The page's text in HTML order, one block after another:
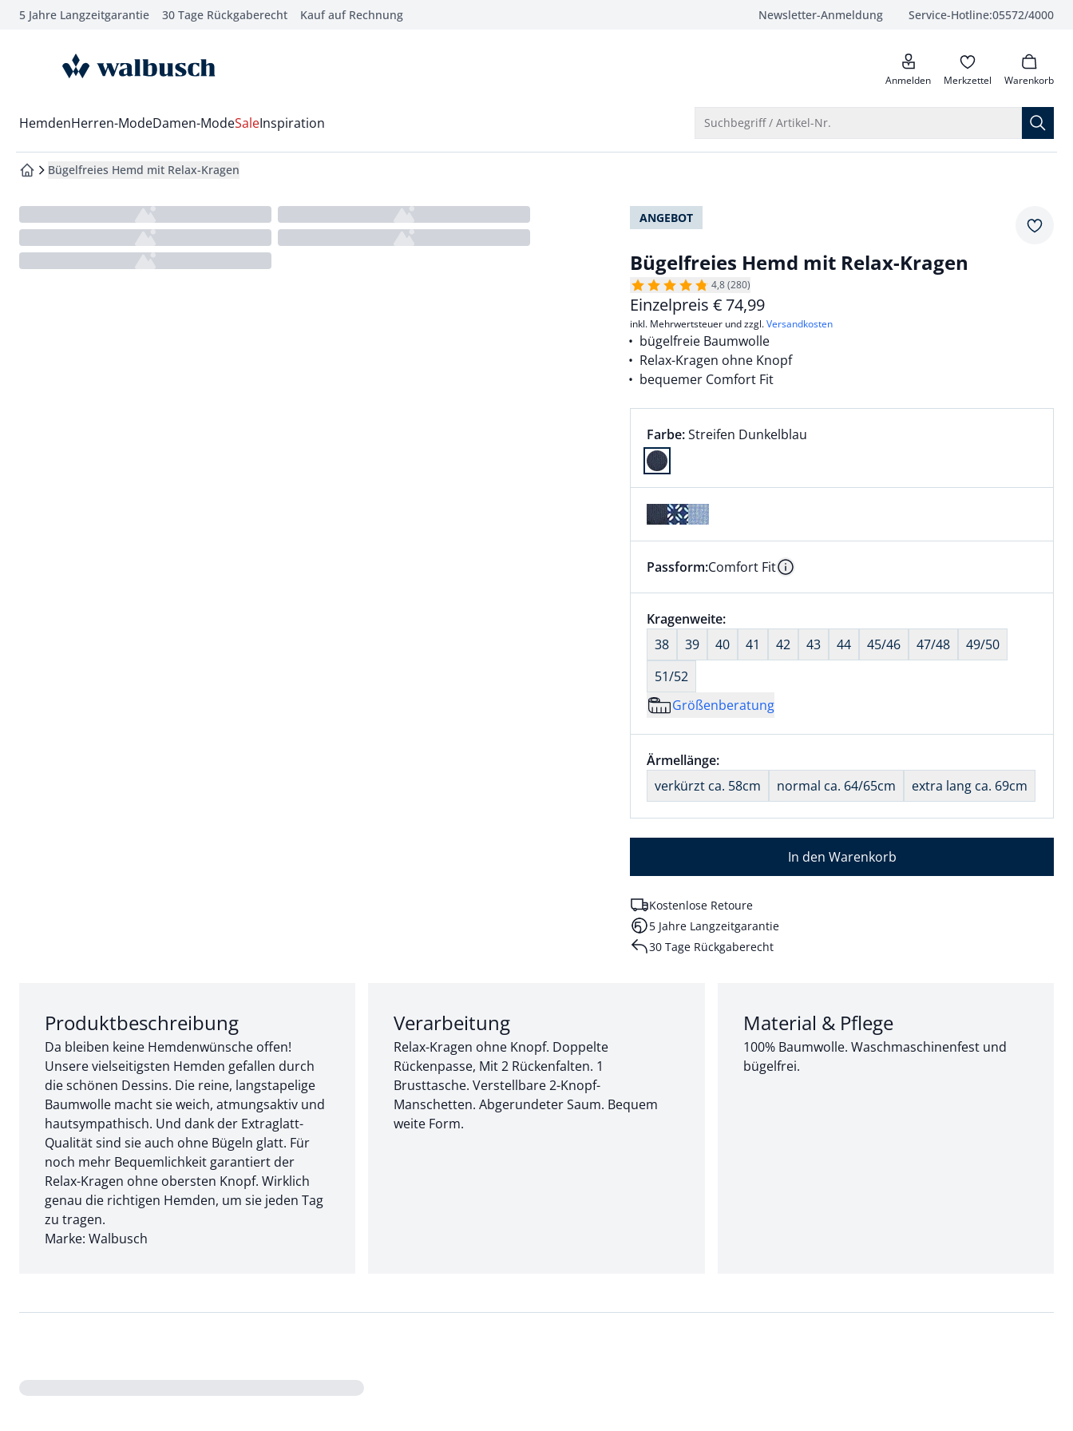
springen
springen
springen
5 Jahre Langzeitgarantie 30 Tage Rückgaberecht Kauf auf Rechnung Newsletter-Anmeldung Service-Hotline:05572/4000
anrufen
zur Startseite Anmelden Merkzettel Warenkorb
Wechsel in das Menü mit Pfeil-Runter Taste
HemdenHerren-ModeDamen-ModeSaleInspiration Suchbegriff / Artikel-Nr.
zur Startseite
Bügelfreies Hemd mit Relax-Kragen
ANGEBOT
Bügelfreies Hemd mit Relax-Kragen
4,8 (280)
Einzelpreis € 74,99
inkl. Mehrwertsteuer und zzgl.Versandkosten
bügelfreie Baumwolle
Relax-Kragen ohne Knopf
bequemer Comfort Fit
Farbauswahl:
Farbe:aktuell ausgewählt:
Streifen Dunkelblau
Farbe Streifen Dunkelblau ausgewählt
Dieser Artikel hat die Passform Comfort Fit. für Informationen zu
Passform:Comfort Fit Information
Größenauswahl:
Kragenweite:nichts ausgewählt
38
39 40 41 42 43 44 45/46 47/48
49/50
51/52
Größenberatung
Größenauswahl:
Ärmellänge:nichts ausgewählt
verkürzt ca. 58cm
normal ca. 64/65cm extra lang ca. 69cm
In den Warenkorb
Kostenlose Retoure
5 Jahre Langzeitgarantie
30 Tage Rückgaberecht
Abschnitt 1 von 3:
Produktbeschreibung
Da bleiben keine Hemdenwünsche offen!
Unsere vielseitigsten Hemden gefallen durch
die schönen Dessins. Die reine, langstapelige
Baumwolle macht sie weich, atmungsaktiv und
hautsympathisch. Und dank der Extraglatt-
Qualität sind sie auch ohne Bügeln glatt. Für
noch mehr Bequemlichkeit garantiert der
Relax-Kragen ohne obersten Knopf. Wirklich
genau die richtigen Hemden, um sie jeden Tag
zu tragen.
Marke: Walbusch
Abschnitt 2 von 3:
Verarbeitung
Relax-Kragen ohne Knopf. Doppelte
Rückenpasse, Mit 2 Rückenfalten. 1
Brusttasche. Verstellbare 2-Knopf-
Manschetten. Abgerundeter Saum. Bequem
weite Form.
Abschnitt 3 von 3:
Material & Pflege
100% Baumwolle. Waschmaschinenfest und
bügelfrei.